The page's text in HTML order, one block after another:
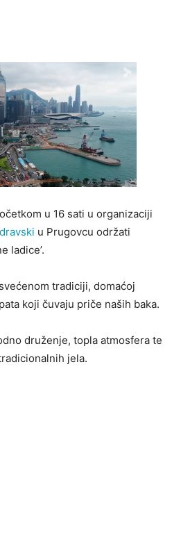
u 16 sati u organizaciji
u Prugovcu održati
ladice’.
tradiciji, domaćoj
koji čuvaju priče naših baka.
druženje, topla atmosfera te
jela.